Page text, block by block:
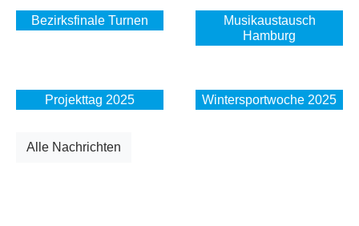
Bezirksfinale Turnen
Musikaustausch
Hamburg
Projekttag 2025 Wintersportwoche 2025
Alle Nachrichten